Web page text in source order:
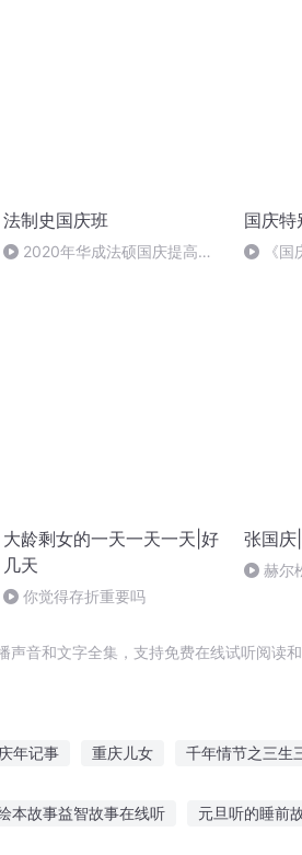
法制史国庆班
2020年华成法硕国庆提高班
国庆特
《
大龄剩女的一天一天一天|好
几天
你觉得存折重要吗
张国庆
赫尔
音和文字全集，支持免费在线试听阅读和
年记事 重庆儿女 千年情节之三生
本故事益智故事在线听 元旦听的睡前